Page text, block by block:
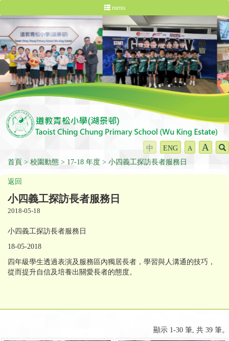
menu
中 ENG A A
首頁 校園動態 17-18 年度 小四義工探訪長者服務日
返回
小四義工探訪長者服務日
2018-05-18
小四義工探訪長者服務日
18-05-2018
四年級學生透過表演及服務區內獨居長者，學習與人溝通的技巧，
從而提升自信及培養出關愛長者的態度。
顯示 1-30 筆, 共 39 筆。